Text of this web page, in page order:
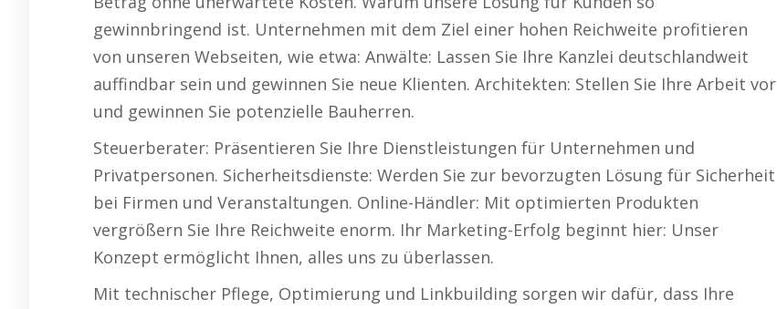
gewinnbringend ist. Unternehmen mit dem Ziel einer hohen Reichweite profitieren
von unseren Webseiten, wie etwa: Anwälte: Lassen Sie Ihre Kanzlei deutschlandweit
auffindbar sein und gewinnen Sie neue Klienten. Architekten: Stellen Sie Ihre Arbeit vor
und gewinnen Sie potenzielle Bauherren.
Steuerberater: Präsentieren Sie Ihre Dienstleistungen für Unternehmen und
Privatpersonen. Sicherheitsdienste: Werden Sie zur bevorzugten Lösung für Sicherheit
bei Firmen und Veranstaltungen. Online-Händler: Mit optimierten Produkten
vergrößern Sie Ihre Reichweite enorm. Ihr Marketing-Erfolg beginnt hier: Unser
Konzept ermöglicht Ihnen, alles uns zu überlassen.
Mit technischer Pflege, Optimierung und Linkbuilding sorgen wir dafür, dass Ihre